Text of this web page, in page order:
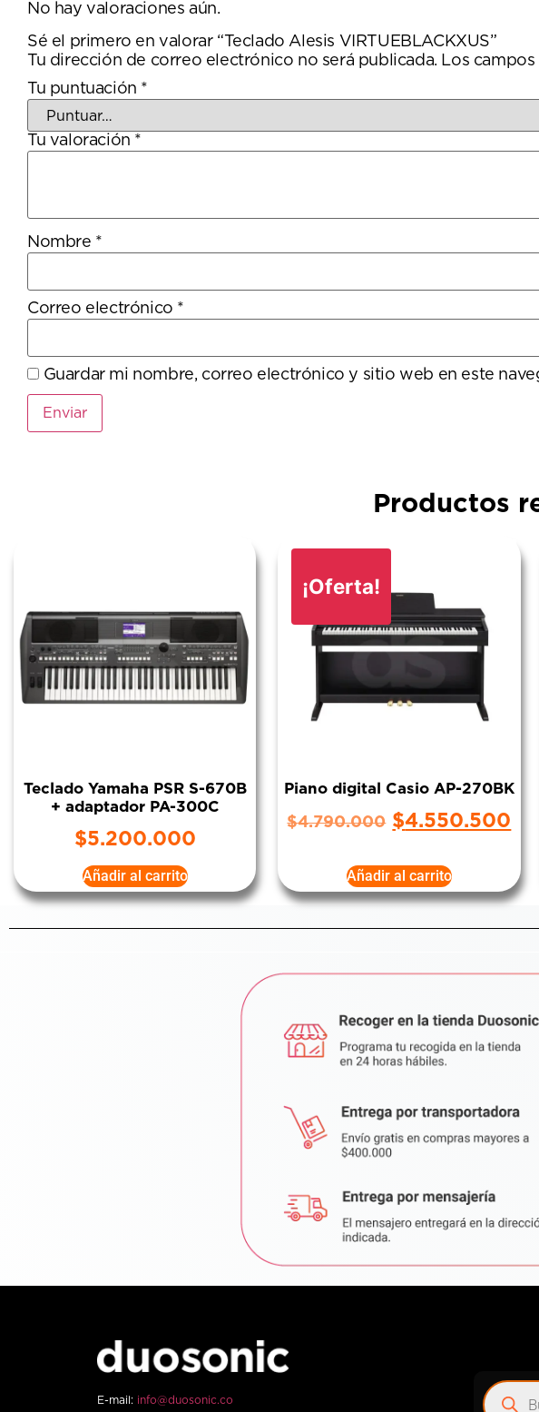
No hay valoraciones aún.
Sé el primero en valorar “Teclado Alesis VIRTUEBLACKXUS”
Tu dirección de correo electrónico no será publicada. Los
Tu puntuación *
Tu valoración *
Nombre *
Correo electrónico *
Guardar mi nombre, correo electrónico y sitio web en este
Productos
Teclado Yamaha PSR S-670B
+ adaptador PA-300C
$5.200.000
Añadir al carrito
¡Oferta!
Piano digital Casio AP-270BK
$4.790.000 $4.550.500
Añadir al carrito
E-mail: info@duosonic.co